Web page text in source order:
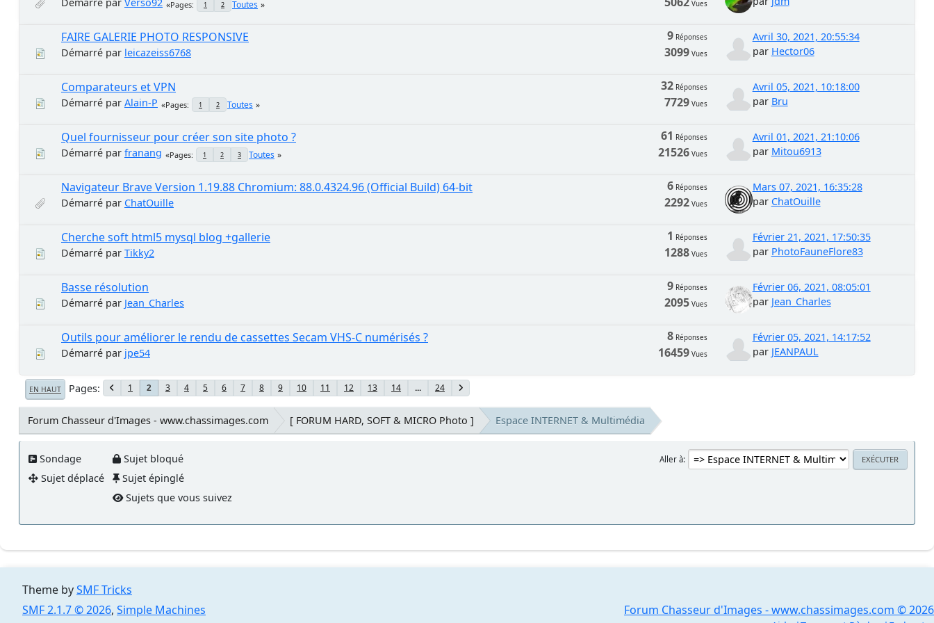
Pages 1 2 Toutes Vues
FAIRE GALERIE PHOTO RESPONSIVE
Démarré par leicazeiss6768
9Réponses
3099Vues
Avril 30, 2021, 20:55:34
par Hector06
Comparateurs et VPN
Démarré par Alain-P Pages 1 2 Toutes
32Réponses
7729Vues
Avril 05, 2021, 10:18:00
par Bru
Quel fournisseur pour créer son site photo ?
Démarré par franang Pages 1 2 3 Toutes
61 Réponses
21526Vues
Avril 01, 2021, 21:10:06
par Mitou6913
Navigateur Brave Version 1.19.88 Chromium: 88.0.4324.96 (Official Build) 64-bit
Démarré par ChatOuille
6Réponses
2292Vues
Mars 07, 2021, 16:35:28
par ChatOuille
Cherche soft html5 mysql blog +gallerie
Démarré par Tikky2
1 Réponses
1288Vues
Février 21, 2021, 17:50:35
par PhotoFauneFlore83
Basse résolution
Démarré par Jean_Charles
9Réponses
2095Vues
Février 06, 2021, 08:05:01
par Jean_Charles
Outils pour améliorer le rendu de cassettes Secam VHS-C numérisés ?
Démarré par jpe54
8Réponses
16459Vues
Février 05, 2021, 14:17:52
par JEANPAUL
EN HAUT Pages 1 2 3 4 5 6 7 8 9 10 11 12 13 14 ... 24
Forum Chasseur d'Images - www.chassimages.com [ FORUM HARD, SOFT & MICRO Photo ] Espace INTERNET & Multimédia
Aller à
Sondage
Sujet déplacé
Sujet bloqué
Sujet épinglé
Sujets que vous suivez
Theme bySMF Tricks
SMF 2.1.7 © 2026, Simple Machines Forum Chasseur d'Images - www.chassimages.com © 2026